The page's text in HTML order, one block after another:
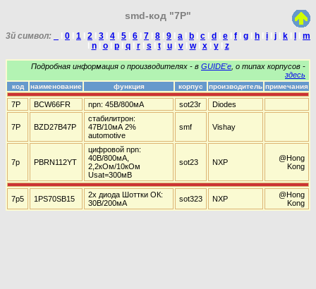
smd-код "7P"
3й символ: 0 1 2 3 4 5 6 7 8 9 a b c d e f g h i j k
m
nI oI pI qI rI s tI uI vI wI xI yI z
Подробная информация о производителях - в GUIDE'е , о типах корпусов -
здесь
код наименование функция корпус производитель примечания
7P BCW66FR npn: 45В/800мА sot23r Diodes
7P BZD27B47P
стабилитрон:
47В/10мА 2%
automotive
smf Vishay
7p PBRN112YT
цифровой npn:
40В/800мА,
2,2кОм/10кОм
Usat=300мВ
sot23 NXP
@Hong
Kong
7p5 1PS70SB15
2х диода Шоттки ОК:
30В/200мА
sot323 NXP
@Hong
Kong